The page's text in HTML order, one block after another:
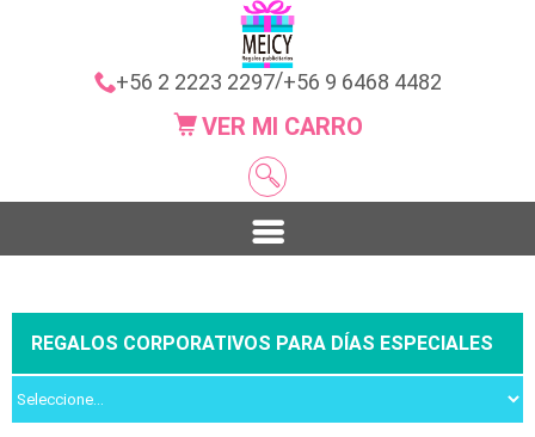
+56 2 2223 2297/+56 9 6468 4482
VER MI CARRO
REGALOS CORPORATIVOS PARA DÍAS ESPECIALES